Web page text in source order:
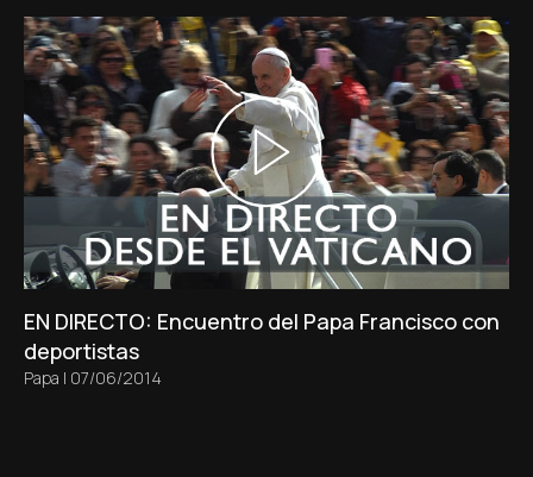
EN DIRECTO: Encuentro del Papa Francisco con
deportistas
Papa | 07/06/2014